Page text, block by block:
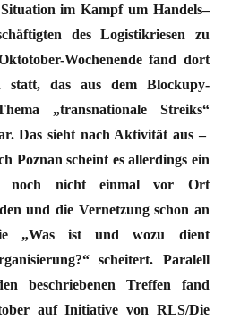
im Kampf um Handels–
des Logistikriesen zu
Wochenende fand dort
statt, das aus dem Blockupy-
„transnationale Streiks“
Das sieht nach Aktivität aus –
Poznan scheint es allerdings ein
noch nicht einmal vor Ort
und die Vernetzung schon an
„Was ist und wozu dient
scheitert. Paralell
beschriebenen Treffen fand
auf Initiative von RLS/Die